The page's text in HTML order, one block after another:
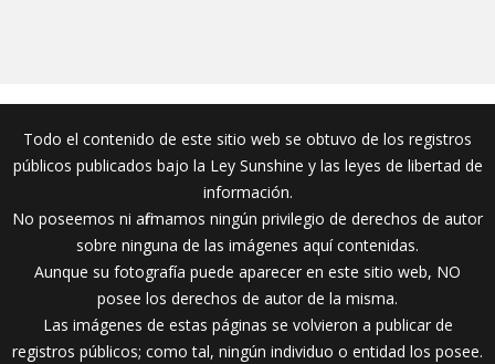
Todo el contenido de este sitio web se obtuvo de los registros
públicos publicados bajo la Ley Sunshine y las leyes de libertad de
información.
No poseemos ni afirmamos ningún privilegio de derechos de autor
sobre ninguna de las imágenes aquí contenidas.
Aunque su fotografía puede aparecer en este sitio web, NO
posee los derechos de autor de la misma.
Las imágenes de estas páginas se volvieron a publicar de
registros públicos; como tal, ningún individuo o entidad los posee.